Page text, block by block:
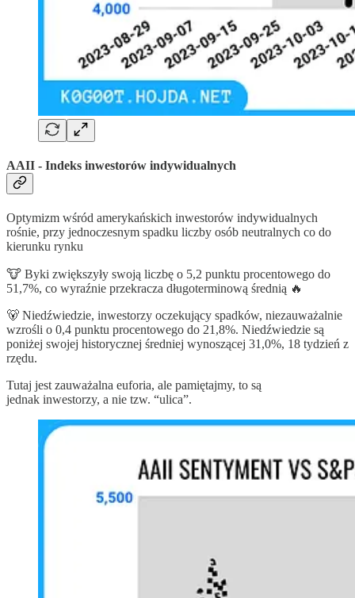
AAII - Indeks inwestorów indywidualnych
Optymizm wśród amerykańskich inwestorów indywidualnych
rośnie, przy jednoczesnym spadku liczby osób neutralnych co do
kierunku rynku
🐮 Byki zwiększyły swoją liczbę o 5,2 punktu procentowego do
51,7%, co wyraźnie przekracza długoterminową średnią 🔥
🐻 Niedźwiedzie, inwestorzy oczekujący spadków, niezauważalnie
wzrośli o 0,4 punktu procentowego do 21,8%. Niedźwiedzie są
poniżej swojej historycznej średniej wynoszącej 31,0%, 18 tydzień z
rzędu.
Tutaj jest zauważalna euforia, ale pamiętajmy, to są
jednak inwestorzy, a nie tzw. “ulica”.